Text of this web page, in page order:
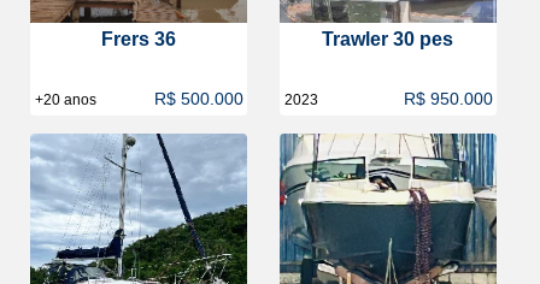
Frers 36
+20 anos R$ 500.000
Trawler 30 pes
2023 R$ 950.000